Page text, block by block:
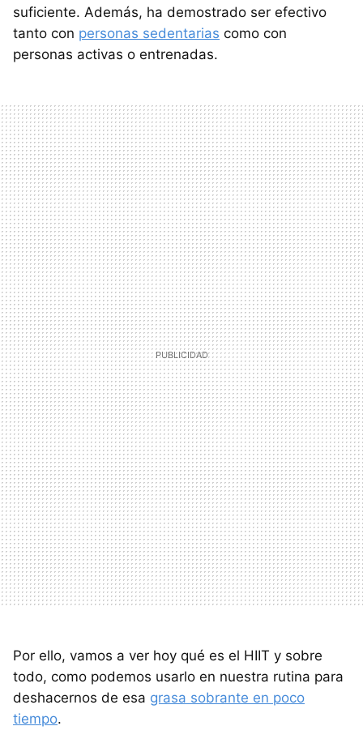
suficiente. Además, ha demostrado ser efectivo
tanto con personas sedentarias como con
personas activas o entrenadas.
Por ello, vamos a ver hoy qué es el HIIT y sobre
todo, como podemos usarlo en nuestra rutina para
deshacernos de esa grasa sobrante en poco
tiempo.